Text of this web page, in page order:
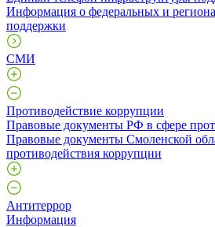
Информация о федеральных и
поддержки
СМИ
Противодействие коррупции
Правовые документы РФ в сфере
Правовые документы Смоленской
противодействия коррупции
Антитеррор
Информация